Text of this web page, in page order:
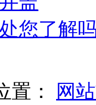
您了解
置：
网